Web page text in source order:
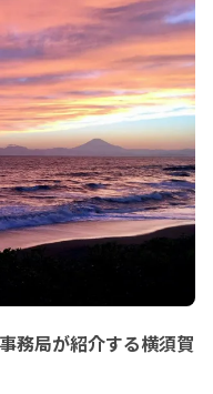
務局が紹介する横須賀